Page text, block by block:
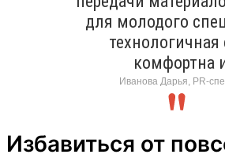
для молодого
технологичная
комфортна
Иванова Дарья, PR-
Избавиться от